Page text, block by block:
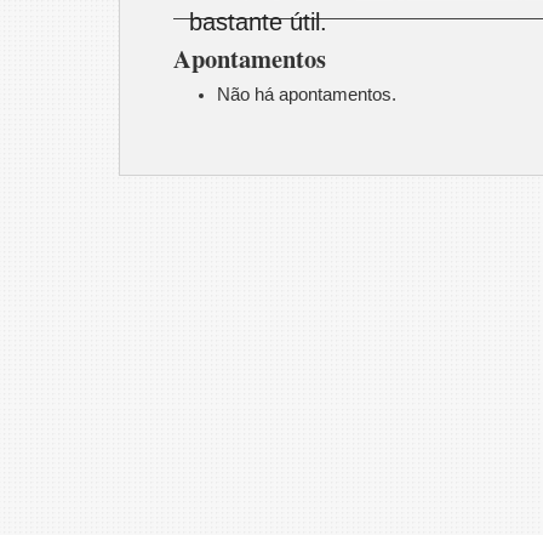
bastante útil.
Apontamentos
Não há apontamentos.